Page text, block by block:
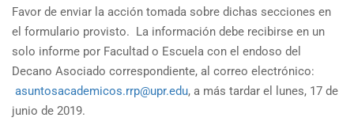
Favor de enviar la acción tomada sobre dichas secciones en
el formulario provisto. La información debe recibirse en un
solo informe por Facultad o Escuela con el endoso del
Decano Asociado correspondiente, al correo electrónico:
asuntosacademicos.rrp@upr.edu, a más tardar el lunes, 17 de
junio de 2019.